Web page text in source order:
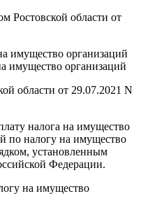
Ростовской области от
имущество организаций
имущество организаций
области от 29.07.2021 N
налога на имущество
по налогу на имущество
установленным
Федерации.
на имущество